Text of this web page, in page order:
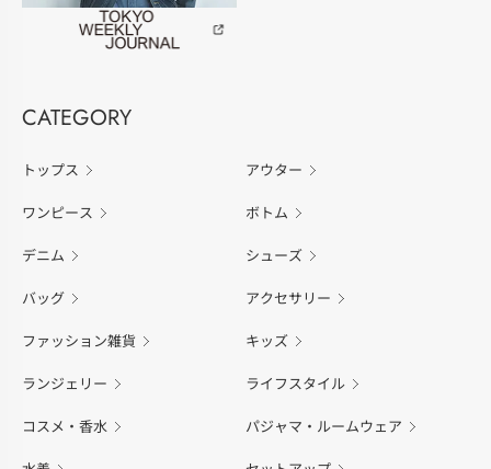
CATEGORY
トップス アウター
ワンピース ボトム
デニム シューズ
バッグ アクセサリー
ファッション雑貨 キッズ
ランジェリー ライフスタイル
コスメ・香水 パジャマ・ルームウェア